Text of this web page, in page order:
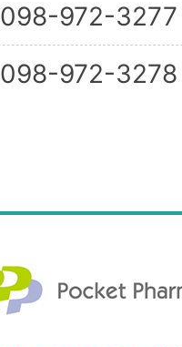
098-972-3277
098-972-3278